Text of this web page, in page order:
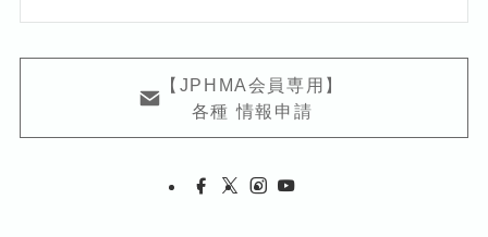
【JPHMA会員専用】
各種 情報申請